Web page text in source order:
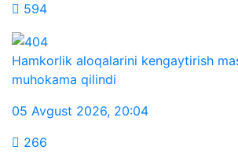
594
Hamkorlik aloqalarini kengaytirish
muhokama qilindi
05 Avgust 2026, 20:04
266